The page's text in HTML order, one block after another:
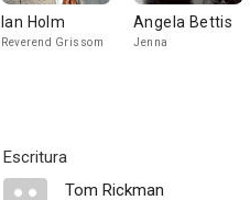
Ian Holm
Reverend Grissom
Angela Bettis
Jenna
Escritura
Tom Rickman